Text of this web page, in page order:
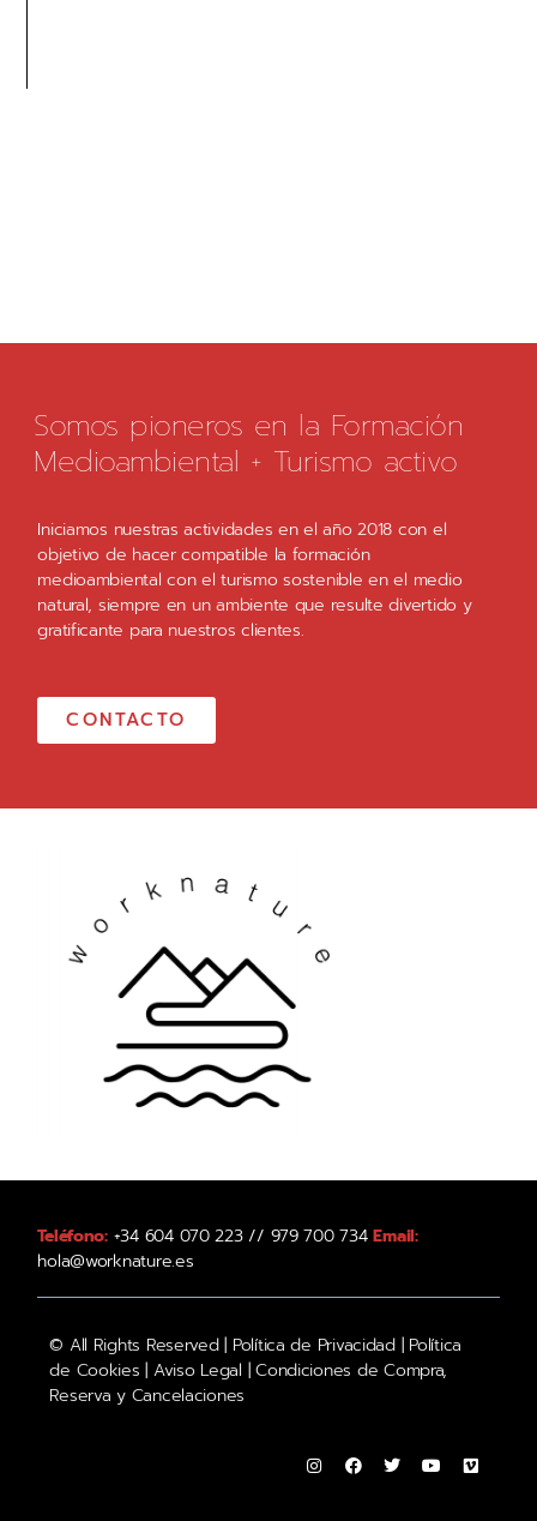
Somos pioneros en la Formación
Medioambiental + Turismo activo
Iniciamos nuestras actividades en el año 2018 con el
objetivo de hacer compatible la formación
medioambiental con el turismo sostenible en el medio
natural, siempre en un ambiente que resulte divertido y
gratificante para nuestros clientes.
CONTACTO
Teléfono: +34 604 070 223 // 979 700 734Email:
hola@worknature.es
© All Rights Reserved | Política de Privacidad| Política
de Cookies | Aviso Legal |Condiciones de Compra,
Reserva y Cancelaciones